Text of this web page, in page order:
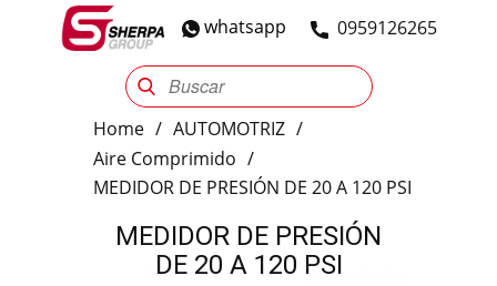
​0959126265
whatsapp
Sherpa Group Reencauche Automotriz
Home / AUTOMOTRIZ /
Aire Comprimido /
MEDIDOR DE PRESIÓN DE 20 A 120 PSI
MEDIDOR DE PRESIÓN
DE 20 A 120 PSI